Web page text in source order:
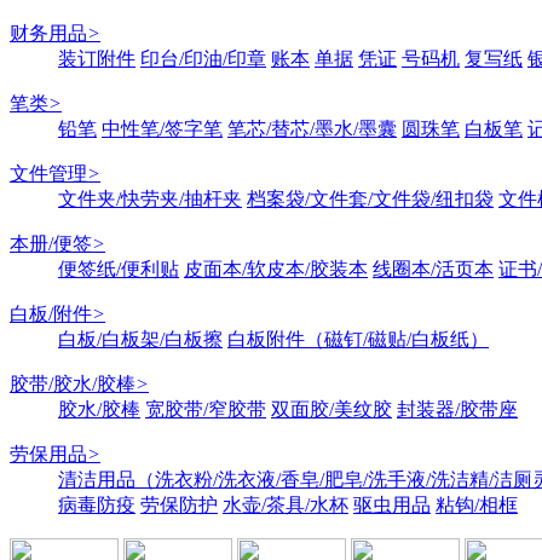
财务用品>
装订附件 印台/印油/印章 账本 单据 凭证 号码机 复写纸
笔类>
铅笔 中性笔/签字笔 笔芯/替芯/墨水/墨囊 圆珠笔 白板笔
文件管理>
文件夹/快劳夹/抽杆夹 档案袋/文件套/文件袋/纽扣袋 文件
本册/便签>
便签纸/便利贴 皮面本/软皮本/胶装本 线圈本/活页本 证书
白板/附件>
白板/白板架/白板擦 白板附件（磁钉/磁贴/白板纸）
胶带/胶水/胶棒>
胶水/胶棒 宽胶带/窄胶带 双面胶/美纹胶 封装器/胶带座
劳保用品>
清洁用品（洗衣粉/洗衣液/香皂/肥皂/洗手液/洗洁精/洁厕
病毒防疫 劳保防护 水壶/茶具/水杯 驱虫用品 粘钩/相框